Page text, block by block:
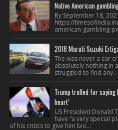
Native American
By September 18,
https://
american-gambling-
2018 Maruti Suzuki
The was never a car
absolutely nothing in
struggled to find any...
Trump trolled for saying
heart’
US President Donald
have “a very special
of his critics to give him bio...